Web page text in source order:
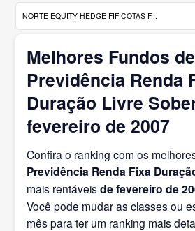
NORTE EQUITY HEDGE FIF COTAS F...
Melhores Fundos de
Previdência Renda
Duração Livre
fevereiro de 2007
Confira o ranking com os
Previdência Renda Fixa
mais rentáveisde fevereiro de
Você pode mudar as classes ou
mês para ter um ranking mais